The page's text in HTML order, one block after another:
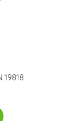
19818